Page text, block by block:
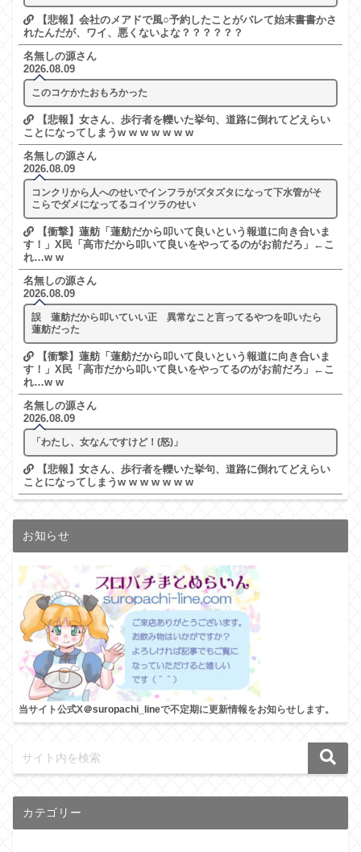
【悲報】会社のメアドで風○予約したことがバレて始末書書かさ
れたんだが、ワイ、悪くないよな？？？？？？
名無しの源さん
2026.08.09
このコケかたおもろかった
【悲報】女さん、歩行者を轢いた挙句、道路に倒れてどえらい
ことになってしまうw w w w w w w
名無しの源さん
2026.08.09
コンクリから人へのせいでインフラがズタズタになって下水管がそ
こらでダメになってるコイツラのせい
【衝撃】蓮舫「蓮舫だから叩いて良いという報道に向き合いま
す！」X民「高市だから叩いて良いをやってるのがお前だろ」←こ
れ…w w
名無しの源さん
2026.08.09
誤 蓮舫だから叩いていい正 異常なこと言ってるやつを叩いたら
蓮舫だった
【衝撃】蓮舫「蓮舫だから叩いて良いという報道に向き合いま
す！」X民「高市だから叩いて良いをやってるのがお前だろ」←こ
れ…w w
名無しの源さん
2026.08.09
「わたし、女なんですけど！(怒)」
【悲報】女さん、歩行者を轢いた挙句、道路に倒れてどえらい
ことになってしまうw w w w w w w
お知らせ
当サイト公式X＠suropachi_lineで不定期に更新情報をお知らせします。
カテゴリー